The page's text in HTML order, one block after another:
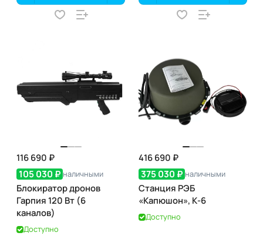
116 690 ₽
105 030 ₽ наличными
Блокиратор дронов
Гарпия 120 Вт (6
каналов)
Доступно
416 690 ₽
375 030 ₽ наличными
Станция РЭБ
«Капюшон», К-6
Доступно